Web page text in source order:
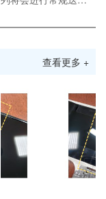
别大。而将在明年到
one则会带来大幅度的
产品调整。查看更多 +